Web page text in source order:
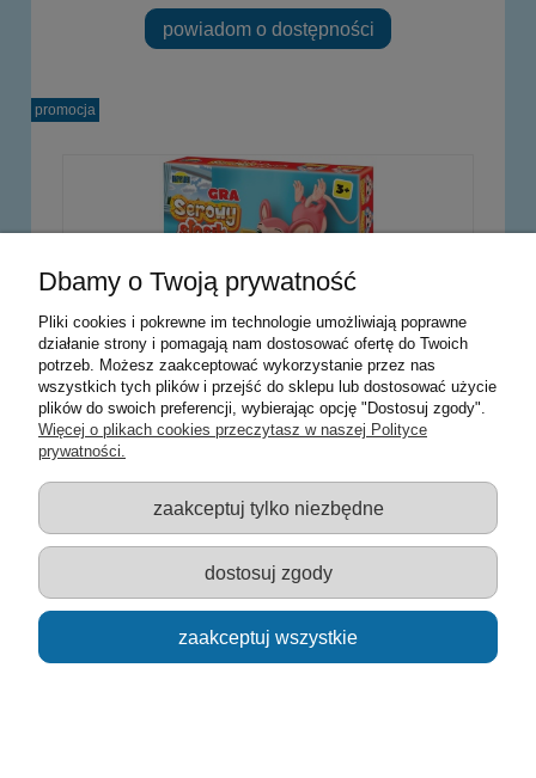
powiadom o dostępności
zręcznościowa Gra Dromader - Serowy Stosik
29,00 zł
Cena regularna:49,00 zł
Najniższa cena:49,00 zł
promocja
Dbamy o Twoją prywatność
Pliki cookies i pokrewne im technologie umożliwiają poprawne
działanie strony i pomagają nam dostosować ofertę do Twoich
potrzeb. Możesz zaakceptować wykorzystanie przez nas
wszystkich tych plików i przejść do sklepu lub dostosować użycie
plików do swoich preferencji, wybierając opcję "Dostosuj zgody".
Więcej o plikach cookies przeczytasz w naszej Polityce
prywatności.
zaakceptuj tylko niezbędne
dostosuj zgody
zaakceptuj wszystkie